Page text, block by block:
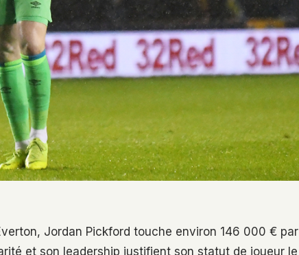
Jordan Pickford touche environ 146 000 € par
et son leadership justifient son statut de joueur le